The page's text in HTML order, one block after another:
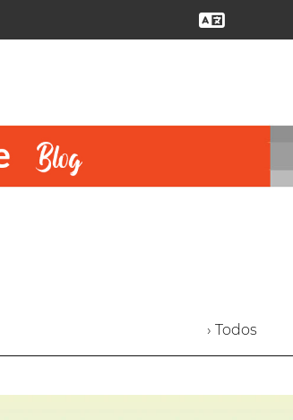
› Todos